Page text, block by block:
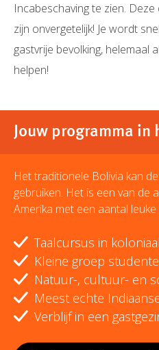
Incabeschaving te zien.
zijn onvergetelijk! Je wordt
gastvrije bevolking, helemaal
helpen!
Jouw programma in
Het traditionele Bolivia kan
gebruiken. Het is een van de
Amerika met een aantal
Taalcursus in
Kleine groep
Natuur-, cultuur- en
Meest echte
Verblijf in een